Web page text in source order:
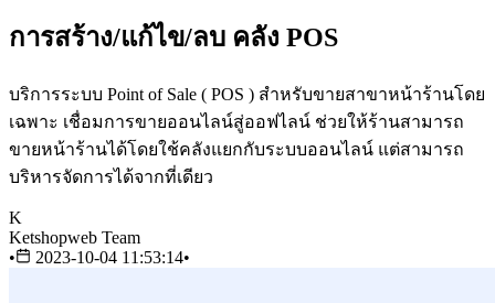
การสร้าง/แก้ไข/ลบ คลัง POS
บริการระบบ Point of Sale ( POS ) สำหรับขายสาขาหน้าร้านโดย
เฉพาะ เชื่อมการขายออนไลน์สู่ออฟไลน์ ช่วยให้ร้านสามารถ
ขายหน้าร้านได้โดยใช้คลังแยกกับระบบออนไลน์ แต่สามารถ
บริหารจัดการได้จากที่เดียว
K
Ketshopweb Team
•
2023-10-04 11:53:14•